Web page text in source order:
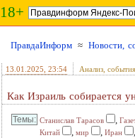
18+
ПравдаИнформ ≈ Новости,
13.01.2025 , 23:54 Анализ,
Как Израиль собирается
Станислав Тарасов ,
Китай
, мир , Иран ,